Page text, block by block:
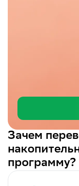
Зачем
программу?